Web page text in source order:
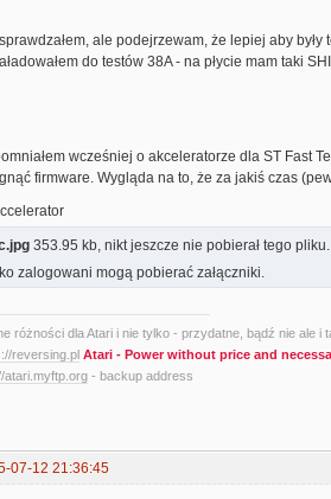
ale podejrzewam, że lepiej aby były
do testów 38A - na płycie mam taki
wcześniej o akceleratorze dla ST Fast
firmware. Wygląda na to, że za jakiś czas
353.95 kb, nikt jeszcze nie pobierał tego pliku.
zalogowani mogą pobierać załączniki.
różności dla Atari i nie tylko - przydatne, bądź nie ale i
reversing.pl Atari - Power without price and
atari.myftp.org - backup address
07-12 21:36:45